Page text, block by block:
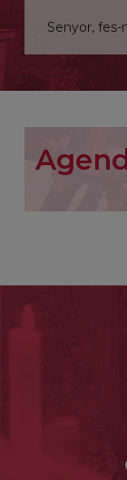
Senyor,
davant el mal.